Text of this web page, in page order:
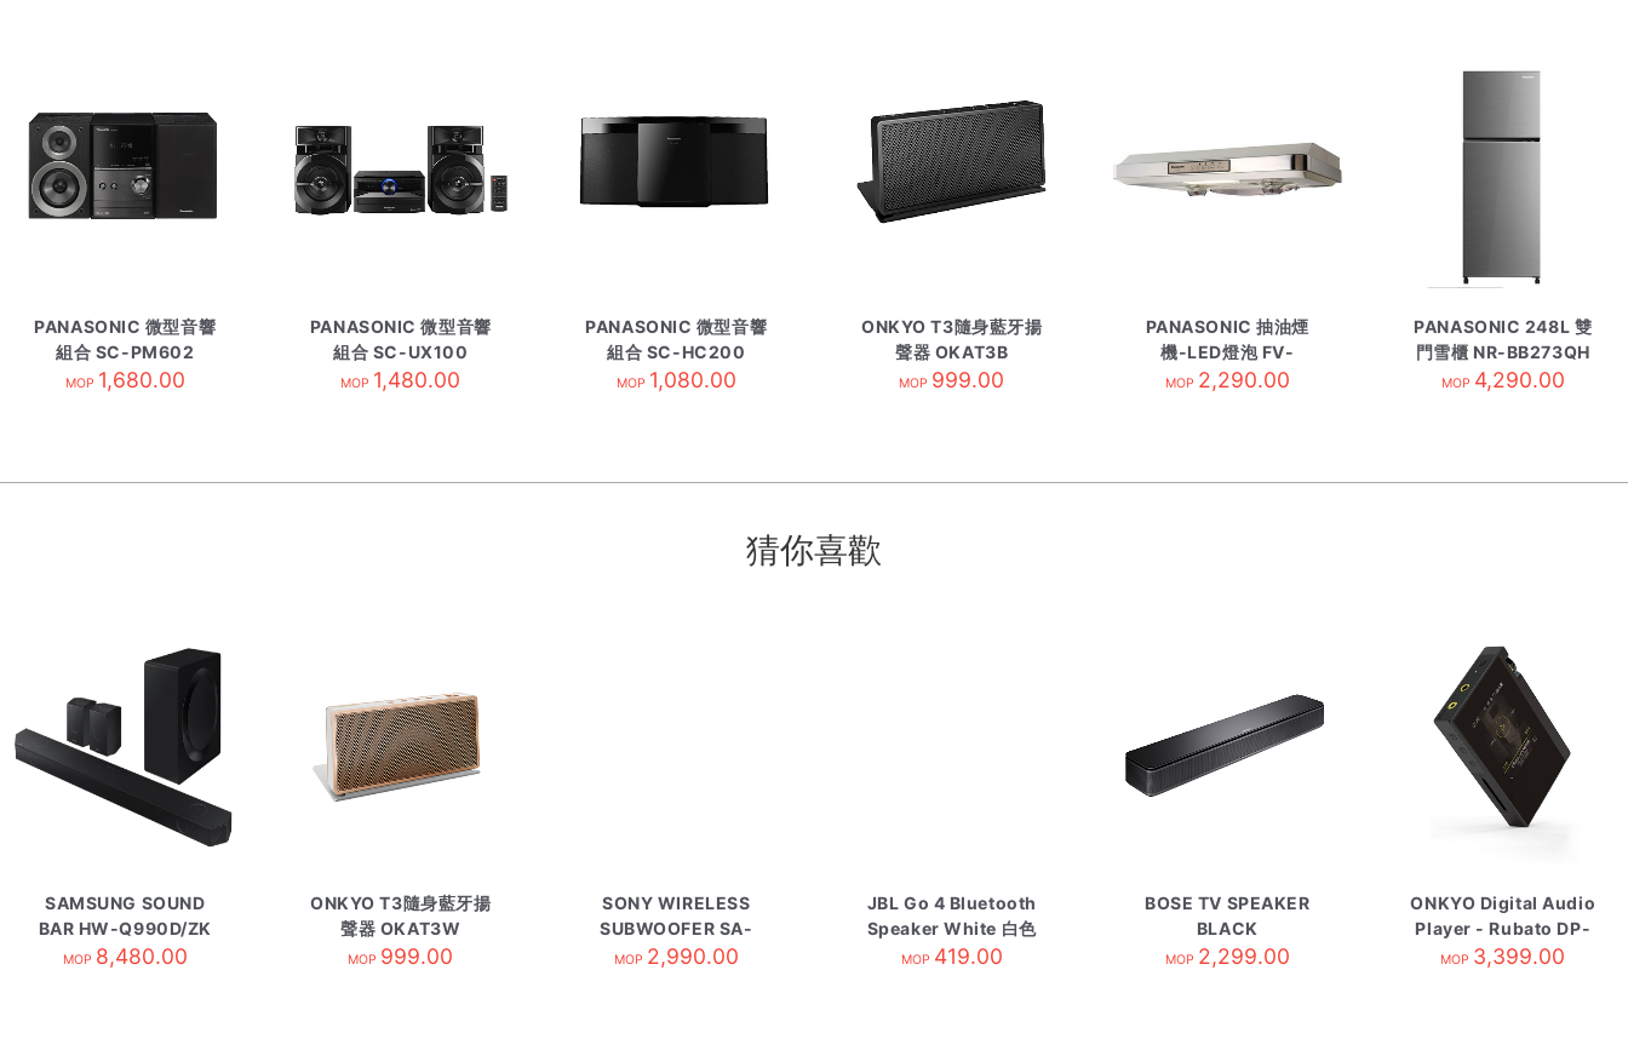
PANASONIC 微型音響
組合 SC-PM602
MOP 1,680.00
PANASONIC 微型音響
組合 SC-UX100
MOP 1,480.00
PANASONIC 微型音響
組合 SC-HC200
MOP 1,080.00
ONKYO T3隨身藍牙揚
聲器 OKAT3B
MOP 999.00
PANASONIC 抽油煙
機-LED燈泡 FV-
712N/W 白
MOP 2,290.00
PANASONIC 248L 雙
門雪櫃 NR-BB273QH
銀色
MOP 4,290.00
猜你喜歡
SAMSUNG SOUND
BAR HW-Q990D/ZK
MOP 8,480.00
ONKYO T3隨身藍牙揚
聲器 OKAT3W
MOP 999.00
SONY WIRELESS
SUBWOOFER SA-
SW3
MOP 2,990.00
JBL Go 4 Bluetooth
Speaker White 白色
MOP 419.00
BOSE TV SPEAKER
BLACK
MOP 2,299.00
ONKYO Digital Audio
Player - Rubato DP-
S1
MOP 3,399.00